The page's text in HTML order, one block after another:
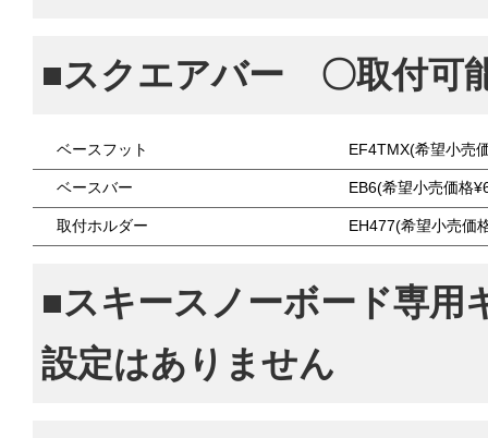
■スクエアバー 〇取付可
ベースフット EF4TMX(希望小売
ベースバー EB6(希望小売価格
取付ホルダー EH477(希望小売価
■スキースノーボード専
設定はありません